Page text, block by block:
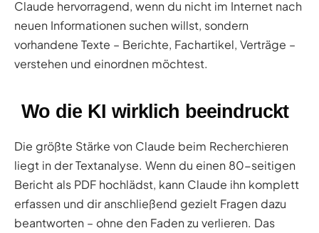
Claude hervorragend, wenn du nicht im Internet nach
neuen Informationen suchen willst, sondern
vorhandene Texte – Berichte, Fachartikel, Verträge –
verstehen und einordnen möchtest.
Wo die KI wirklich beeindruckt
Die größte Stärke von Claude beim Recherchieren
liegt in der Textanalyse. Wenn du einen 80-seitigen
Bericht als PDF hochlädst, kann Claude ihn komplett
erfassen und dir anschließend gezielt Fragen dazu
beantworten – ohne den Faden zu verlieren. Das